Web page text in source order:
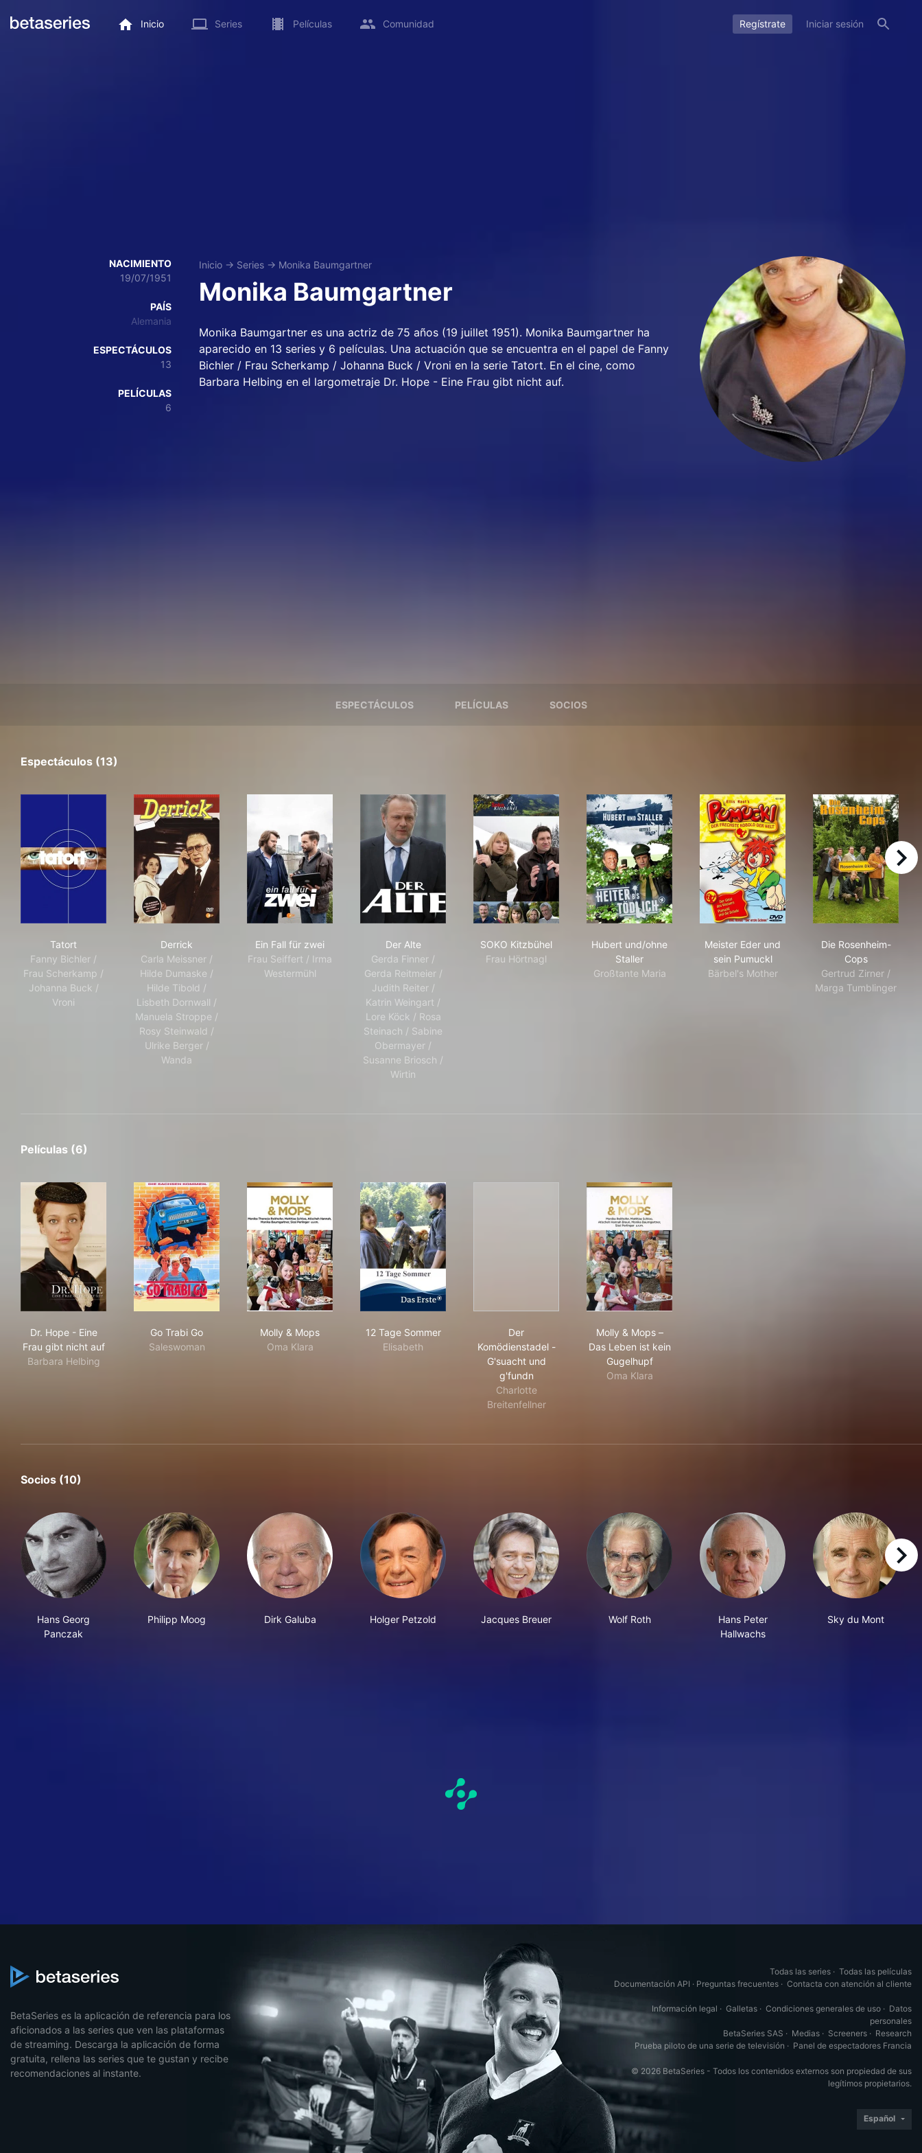
Inicio Series Películas Comunidad Regístrate Iniciar sesión
NACIMIENTO
19/07/1951
PAÍS
Alemania
ESPECTÁCULOS
13
PELÍCULAS
6
Inicio → Series → Monika Baumgartner
Monika Baumgartner
Monika Baumgartner es una actriz de 75 años (19 juillet 1951). Monika Baumgartner ha
aparecido en 13 series y 6 películas. Una actuación que se encuentra en el papel de Fanny
Bichler / Frau Scherkamp / Johanna Buck / Vroni en la serie Tatort. En el cine, como
Barbara Helbing en el largometraje Dr. Hope - Eine Frau gibt nicht auf.
ESPECTÁCULOS PELÍCULAS SOCIOS
Espectáculos (13)
Tatort
Fanny Bichler /
Frau Scherkamp /
Johanna Buck /
Vroni
Derrick
Carla Meissner /
Hilde Dumaske /
Hilde Tibold /
Lisbeth Dornwall /
Manuela Stroppe /
Rosy Steinwald /
Ulrike Berger /
Wanda
Ein Fall für zwei
Frau Seiffert / Irma
Westermühl
Der Alte
Gerda Finner /
Gerda Reitmeier /
Judith Reiter /
Katrin Weingart /
Lore Köck / Rosa
Steinach / Sabine
Obermayer /
Susanne Briosch /
Wirtin
SOKO Kitzbühel
Frau Hörtnagl
Hubert und/ohne
Staller
Großtante Maria
Meister Eder und
sein Pumuckl
Bärbel's Mother
Die Rosenheim-
Cops
Gertrud Zirner /
Marga Tumblinger
right
Películas (6)
Dr. Hope - Eine
Frau gibt nicht auf
Barbara Helbing
Go Trabi Go
Saleswoman
Molly & Mops
Oma Klara
12 Tage Sommer
Elisabeth
Der
Komödienstadel -
G'suacht und
g'fundn
Charlotte
Breitenfellner
Molly & Mops –
Das Leben ist kein
Gugelhupf
Oma Klara
Socios (10)
Hans Georg
Panczak
Philipp Moog Dirk Galuba Holger Petzold Jacques Breuer Wolf Roth
Hans Peter
Hallwachs
Sky du Mont
right
BetaSeries es la aplicación de referencia para los
aficionados a las series que ven las plataformas
de streaming. Descarga la aplicación de forma
gratuita, rellena las series que te gustan y recibe
recomendaciones al instante.
Todas las series · Todas las películas
Documentación API · Preguntas frecuentes · Contacta con atención al cliente
Información legal · Galletas · Condiciones generales de uso · Datos
personales
BetaSeries SAS · Medias · Screeners · Research
Prueba piloto de una serie de televisión · Panel de espectadores Francia
© 2026 BetaSeries - Todos los contenidos externos son propiedad de sus
legítimos propietarios.
Español